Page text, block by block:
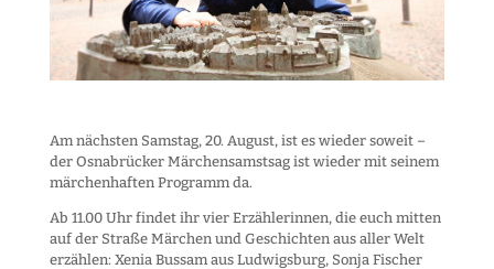
Am nächsten Samstag, 20. August, ist es wieder soweit –
der Osnabrücker Märchensamstsag ist wieder mit seinem
märchenhaften Programm da.
Ab 11.00 Uhr findet ihr vier Erzählerinnen, die euch mitten
auf der Straße Märchen und Geschichten aus aller Welt
erzählen: Xenia Bussam aus Ludwigsburg, Sonja Fischer